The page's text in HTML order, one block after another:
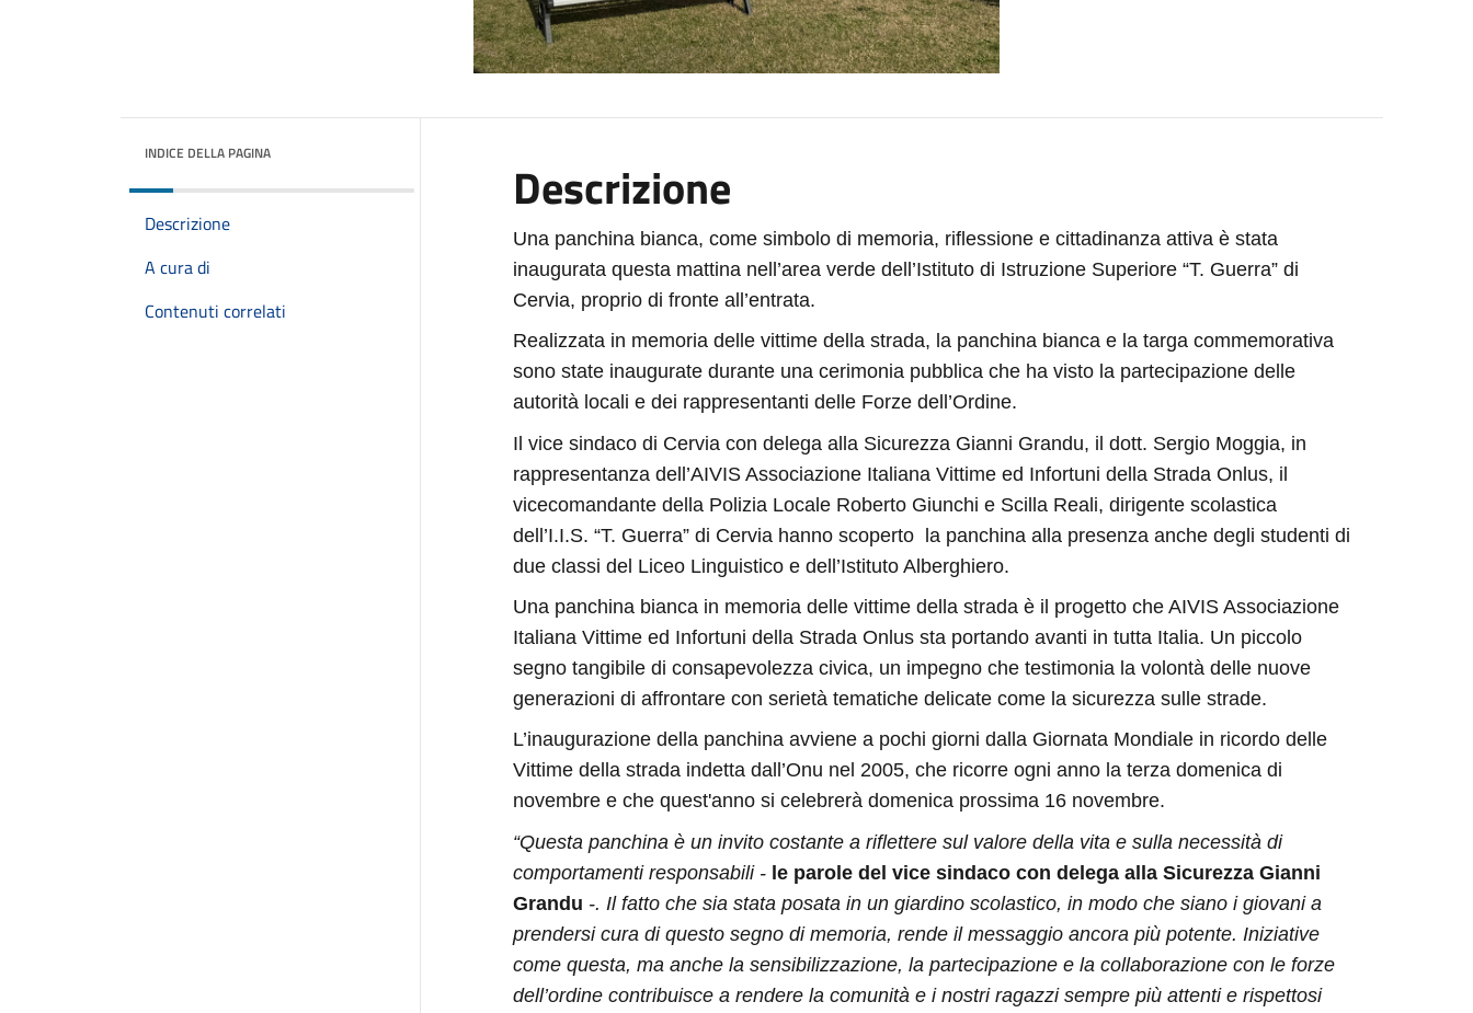
INDICE DELLA PAGINA
Descrizione
A cura di
Contenuti correlati
Descrizione
Una panchina bianca, come simbolo di memoria, riflessione e cittadinanza attiva è stata
inaugurata questa mattina nell’area verde dell’Istituto di Istruzione Superiore “T. Guerra” di
Cervia, proprio di fronte all’entrata.
Realizzata in memoria delle vittime della strada, la panchina bianca e la targa commemorativa
sono state inaugurate durante una cerimonia pubblica che ha visto la partecipazione delle
autorità locali e dei rappresentanti delle Forze dell’Ordine.
Il vice sindaco di Cervia con delega alla Sicurezza Gianni Grandu, il dott. Sergio Moggia, in
rappresentanza dell’AIVIS Associazione Italiana Vittime ed Infortuni della Strada Onlus, il
vicecomandante della Polizia Locale Roberto Giunchi e Scilla Reali, dirigente scolastica
dell’I.I.S. “T. Guerra” di Cervia hanno scoperto la panchina alla presenza anche degli studenti di
due classi del Liceo Linguistico e dell’Istituto Alberghiero.
Una panchina bianca in memoria delle vittime della strada è il progetto che AIVIS Associazione
Italiana Vittime ed Infortuni della Strada Onlus sta portando avanti in tutta Italia. Un piccolo
segno tangibile di consapevolezza civica, un impegno che testimonia la volontà delle nuove
generazioni di affrontare con serietà tematiche delicate come la sicurezza sulle strade.
L’inaugurazione della panchina avviene a pochi giorni dalla Giornata Mondiale in ricordo delle
Vittime della strada indetta dall’Onu nel 2005, che ricorre ogni anno la terza domenica di
novembre e che quest'anno si celebrerà domenica prossima 16 novembre.
“Questa panchina è un invito costante a riflettere sul valore della vita e sulla necessità di
comportamenti responsabili - le parole del vice sindaco con delega alla Sicurezza Gianni
Grandu -. Il fatto che sia stata posata in un giardino scolastico, in modo che siano i giovani a
prendersi cura di questo segno di memoria, rende il messaggio ancora più potente. Iniziative
come questa, ma anche la sensibilizzazione, la partecipazione e la collaborazione con le forze
dell’ordine contribuisce a rendere la comunità e i nostri ragazzi sempre più attenti e rispettosi